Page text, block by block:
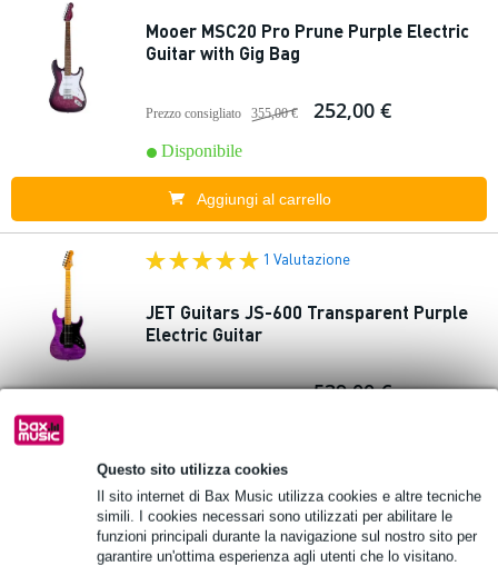
Questo sito utilizza cookies
Il sito internet di Bax Music utilizza cookies e altre tecniche
simili. I cookies necessari sono utilizzati per abilitare le
funzioni principali durante la navigazione sul nostro sito per
garantire un'ottima esperienza agli utenti che lo visitano.
Mooer MSC20 Pro Prune Purple Electric
Guitar with Gig Bag
Prezzo consigliato 355,00 € 252,00 €
Disponibile
Aggiungi al carrello
1 Valutazione
JET Guitars JS-600 Transparent Purple
Electric Guitar
539,00 €
Aggiungi al carrello
52 Valutazioni